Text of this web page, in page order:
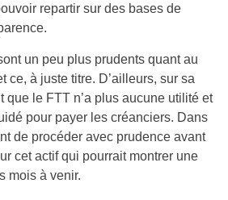
repartir sur des bases de
un peu plus prudents quant au
ce, à juste titre. D’ailleurs, sur sa
que le FTT n’a plus aucune utilité et
pour payer les créanciers. Dans
de procéder avec prudence avant
cet actif qui pourrait montrer une
mois à venir.